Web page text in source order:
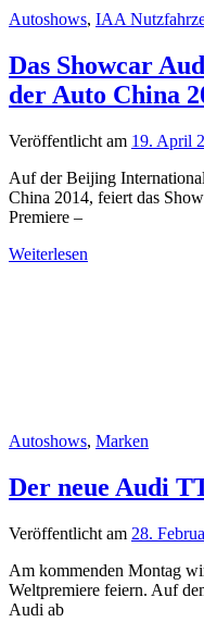
Autoshows, IAA
Das Showcar
der Auto China
Veröffentlicht am 19. April
Auf der Beijing
China 2014, feiert das
Premiere –
Weiterlesen
Autoshows, Marken
Der neue Audi
Veröffentlicht am 28.
Am kommenden Montag
Weltpremiere feiern. Auf
Audi ab